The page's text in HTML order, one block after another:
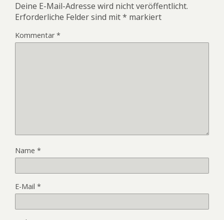
Deine E-Mail-Adresse wird nicht veröffentlicht.
Erforderliche Felder sind mit* markiert
Kommentar*
Name *
E-Mail *